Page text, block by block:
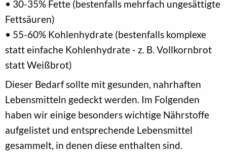
• 30-35% Fette (bestenfalls mehrfach ungesättigte
Fettsäuren)
• 55-60% Kohlenhydrate (bestenfalls komplexe
statt einfache Kohlenhydrate - z. B. Vollkornbrot
statt Weißbrot)
Dieser Bedarf sollte mit gesunden, nahrhaften
Lebensmitteln gedeckt werden. Im Folgenden
haben wir einige besonders wichtige Nährstoffe
aufgelistet und entsprechende Lebensmittel
gesammelt, in denen diese enthalten sind.